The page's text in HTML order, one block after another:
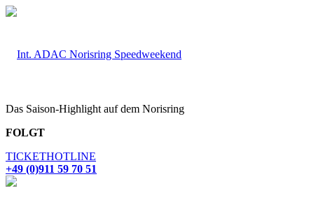
Das Saison-Highlight auf dem Norisring
FOLGT
TICKETHOTLINE
+49 (0)911 59 70 51